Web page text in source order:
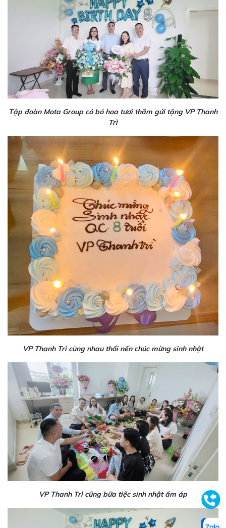
Tập đoàn Mota Group có bó hoa tươi thắm gửi tặng VP Thanh
Trì
VP Thanh Trì cùng nhau thổi nến chúc mừng sinh nhật
VP Thanh Trì cũng bữa tiệc sinh nhật ấm áp